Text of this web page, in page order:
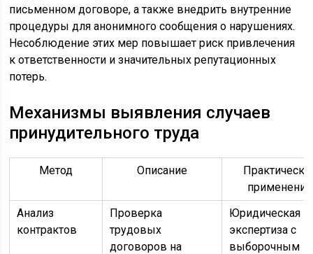
письменном договоре, а также внедрить внутренние
процедуры для анонимного сообщения о нарушениях.
Несоблюдение этих мер повышает риск привлечения
к ответственности и значительных репутационных
потерь.
Механизмы выявления случаев
принудительного труда
Метод Описание
применение
Анализ
контрактов
Проверка
трудовых
договоров на
Юридическая
экспертиза с
выборочным